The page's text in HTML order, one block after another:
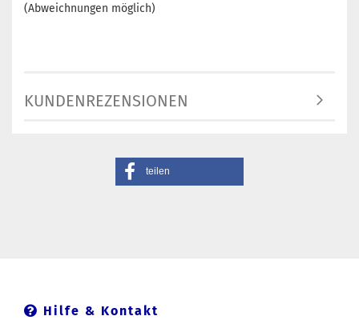
(Abweichnungen möglich)
KUNDENREZENSIONEN
teilen
Hilfe & Kontakt